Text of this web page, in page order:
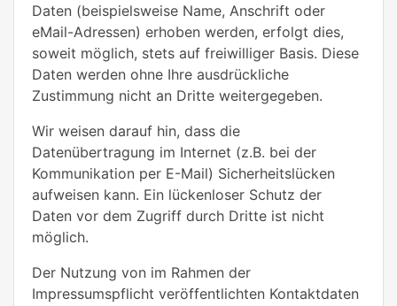
Daten (beispielsweise Name, Anschrift oder
eMail-Adressen) erhoben werden, erfolgt dies,
soweit möglich, stets auf freiwilliger Basis. Diese
Daten werden ohne Ihre ausdrückliche
Zustimmung nicht an Dritte weitergegeben.
Wir weisen darauf hin, dass die
Datenübertragung im Internet (z.B. bei der
Kommunikation per E-Mail) Sicherheitslücken
aufweisen kann. Ein lückenloser Schutz der
Daten vor dem Zugriff durch Dritte ist nicht
möglich.
Der Nutzung von im Rahmen der
Impressumspflicht veröffentlichten Kontaktdaten